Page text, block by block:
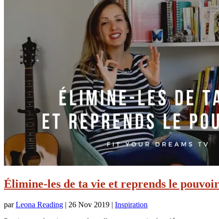
Élimine-les de ta vie et reprends le
parLeona Reading | 26 Nov 2019 | Inspiration